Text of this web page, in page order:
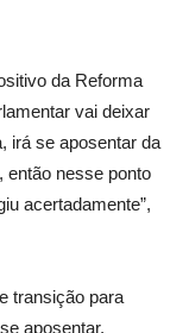
da Reforma
vai deixar
irá se aposentar da
então nesse ponto
acertadamente”,
transição para
aposentar.